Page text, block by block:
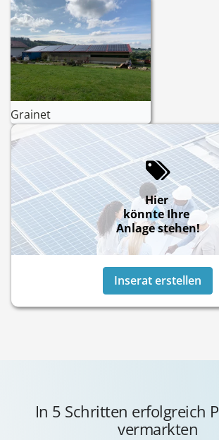
Grainet
Hier
könnte Ihre
Anlage stehen!
Inserat erstellen
In 5 Schritten erfolgreich
vermarkten